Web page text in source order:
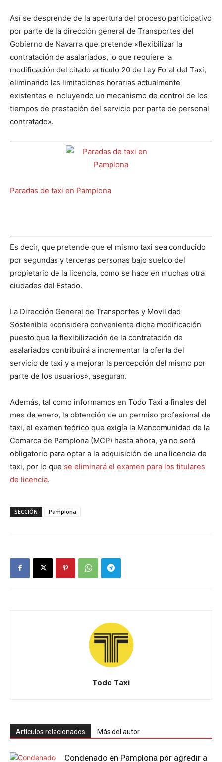
Así se desprende de la apertura del proceso participativo
por parte de la dirección general de Transportes del
Gobierno de Navarra que pretende «flexibilizar la
contratación de asalariados, lo que requiere la
modificación del citado artículo 20 de Ley Foral del Taxi,
eliminando las limitaciones horarias actualmente
existentes e incluyendo un mecanismo de control de los
tiempos de prestación del servicio por parte de personal
contratado».
Paradas de taxi en Pamplona
Es decir, que pretende que el mismo taxi sea conducido
por segundas y terceras personas bajo sueldo del
propietario de la licencia, como se hace en muchas otra
ciudades del Estado.
La Dirección General de Transportes y Movilidad
Sostenible «considera conveniente dicha modificación
puesto que la flexibilización de la contratación de
asalariados contribuirá a incrementar la oferta del
servicio de taxi y a mejorar la percepción del mismo por
parte de los usuarios», aseguran.
Además, tal como informamos en Todo Taxi a finales del
mes de enero, la obtención de un permiso profesional de
taxi, el examen teórico que exigía la Mancomunidad de la
Comarca de Pamplona (MCP) hasta ahora, ya no será
obligatorio para optar a la adquisición de una licencia de
taxi, por lo que se eliminará el examen para los titulares
de licencia.
SECCIÓN Pamplona
Todo Taxi
Artículos relacionados Más del autor
Condenado en Pamplona por agredir a